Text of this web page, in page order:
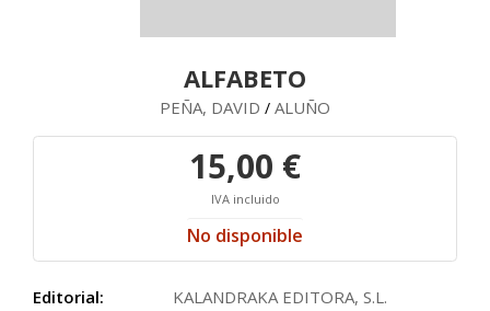
ALFABETO
PEÑA, DAVID / ALUÑO
15,00 €
IVA incluido
No disponible
Editorial:
KALANDRAKA EDITORA, S.L.